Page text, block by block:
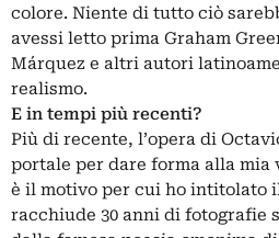
colore. Niente di tutto ciò
avessi letto prima Graham
Márquez e altri autori
realismo.
E in tempi più recenti?
Più di recente, l’opera di
portale per dare forma alla mia
è il motivo per cui ho intitolato
racchiude 30 anni di fotografie